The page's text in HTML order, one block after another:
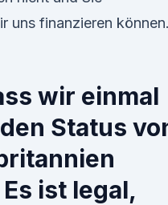
uns finanzieren
wir einmal
Status
ist legal,